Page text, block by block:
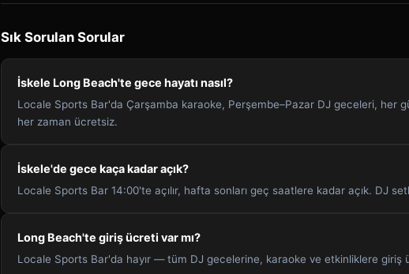
Sık Sorulan Sorular
İskele Long Beach'te gece hayatı nasıl?
Locale Sports Bar'da Çarşamba karaoke, Perşembe–Pazar DJ geceleri, her
her zaman ücretsiz.
İskele'de gece kaça kadar açık?
Locale Sports Bar 14:00'te açılır, hafta sonları geç saatlere kadar açık. DJ
Long Beach'te giriş ücreti var mı?
Locale Sports Bar'da hayır — tüm DJ gecelerine, karaoke ve etkinliklere giriş